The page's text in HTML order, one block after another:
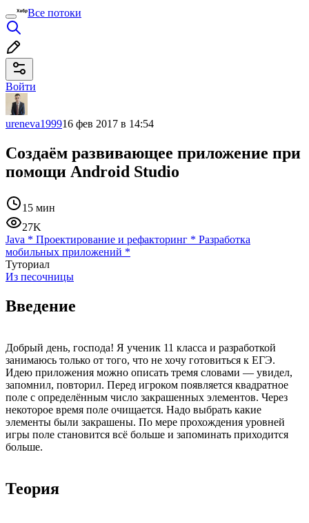
Все потоки
Войти
ureneva199916 фев 2017 в 14:54
Создаём развивающее приложение при
помощи Android Studio
15 мин
27K
Java * Проектирование и рефакторинг * Разработка
мобильных приложений *
Туториал
Из песочницы
Введение
Добрый день, господа! Я ученик 11 класса и разработкой
занимаюсь только от того, что не хочу готовиться к ЕГЭ.
Идею приложения можно описать тремя словами — увидел,
запомнил, повторил. Перед игроком появляется квадратное
поле с определённым число закрашенных элементов. Через
некоторое время поле очищается. Надо выбрать какие
элементы были закрашены. По мере прохождения уровней
игры поле становится всё больше и запоминать приходится
больше.
Теория